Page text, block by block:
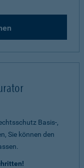
Basis-,
Sie können den